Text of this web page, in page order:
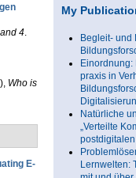
4.
, Who is
E-
My
Begleit- und
praxis in
Natürliche
„Verteilte
Lernwelten: